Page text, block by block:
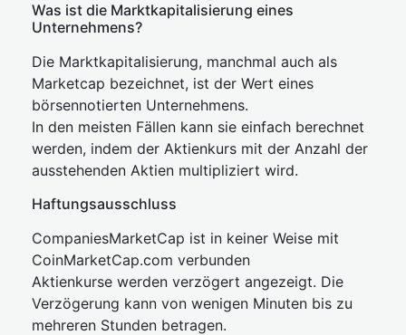
Was ist die Marktkapitalisierung eines
Unternehmens?
Die Marktkapitalisierung, manchmal auch als
Marketcap bezeichnet, ist der Wert eines
börsennotierten Unternehmens.
In den meisten Fällen kann sie einfach berechnet
werden, indem der Aktienkurs mit der Anzahl der
ausstehenden Aktien multipliziert wird.
Haftungsausschluss
CompaniesMarketCap ist in keiner Weise mit
CoinMarketCap.com verbunden
Aktienkurse werden verzögert angezeigt. Die
Verzögerung kann von wenigen Minuten bis zu
mehreren Stunden betragen.